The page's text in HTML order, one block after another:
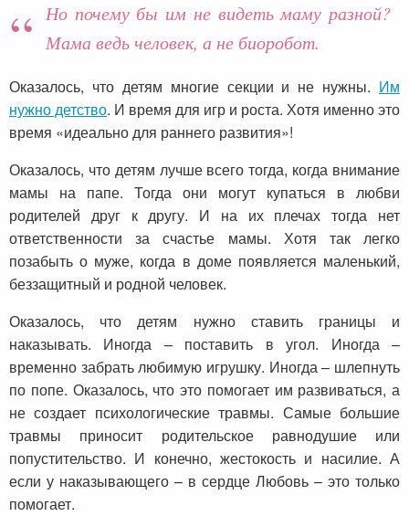
Но почему бы им не видеть маму разной?
Мама ведь человек, а не биоробот.
Оказалось, что детям многие секции и не нужны. Им
нужно детство. И время для игр и роста. Хотя именно это
время «идеально для раннего развития»!
Оказалось, что детям лучше всего тогда, когда внимание
мамы на папе. Тогда они могут купаться в любви
родителей друг к другу. И на их плечах тогда нет
ответственности за счастье мамы. Хотя так легко
позабыть о муже, когда в доме появляется маленький,
беззащитный и родной человек.
Оказалось, что детям нужно ставить границы и
наказывать. Иногда – поставить в угол. Иногда –
временно забрать любимую игрушку. Иногда – шлепнуть
по попе. Оказалось, что это помогает им развиваться, а
не создает психологические травмы. Самые большие
травмы приносит родительское равнодушие или
попустительство. И конечно, жестокость и насилие. А
если у наказывающего – в сердце Любовь – это только
помогает.